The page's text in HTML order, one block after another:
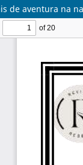
de aventura na